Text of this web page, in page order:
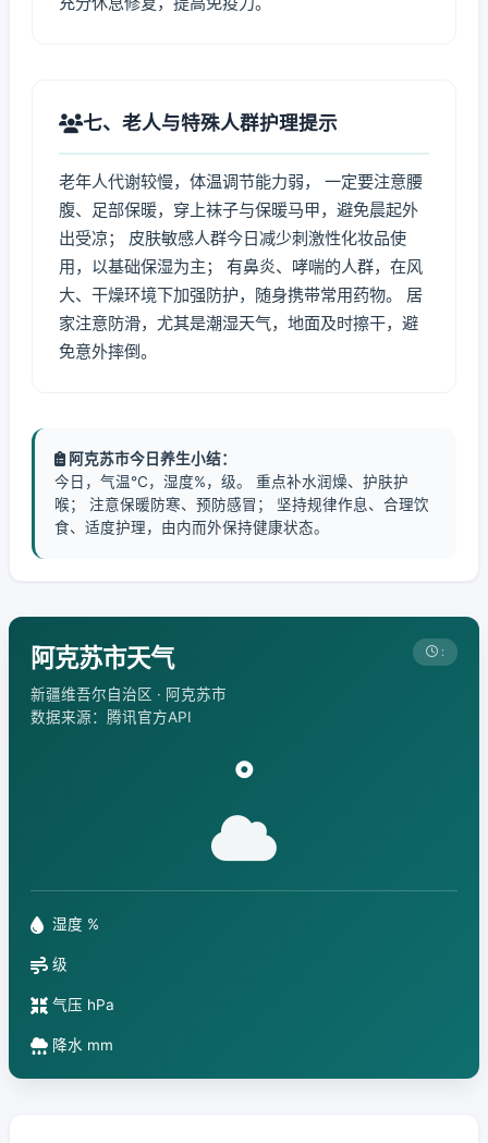
七、老人与特殊人群护理提示
老年人代谢较慢，体温调节能力弱， 一定要注意腰
腹、足部保暖，穿上袜子与保暖马甲，避免晨起外
出受凉； 皮肤敏感人群今日减少刺激性化妆品使
用，以基础保湿为主； 有鼻炎、哮喘的人群，在风
大、干燥环境下加强防护，随身携带常用药物。 居
家注意防滑，尤其是潮湿天气，地面及时擦干，避
免意外摔倒。
阿克苏市今日养生小结：
今日，气温℃，湿度%，级。 重点补水润燥、护肤护
喉； 注意保暖防寒、预防感冒； 坚持规律作息、合理饮
食、适度护理，由内而外保持健康状态。
阿克苏市天气
新疆维吾尔自治区 · 阿克苏市
数据来源：腾讯官方API
:
°
湿度 %
级
气压 hPa
降水 mm